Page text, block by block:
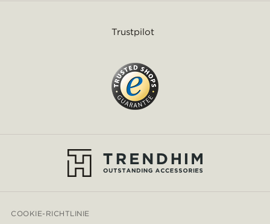
Trustpilot
COOKIE-RICHTLINIE